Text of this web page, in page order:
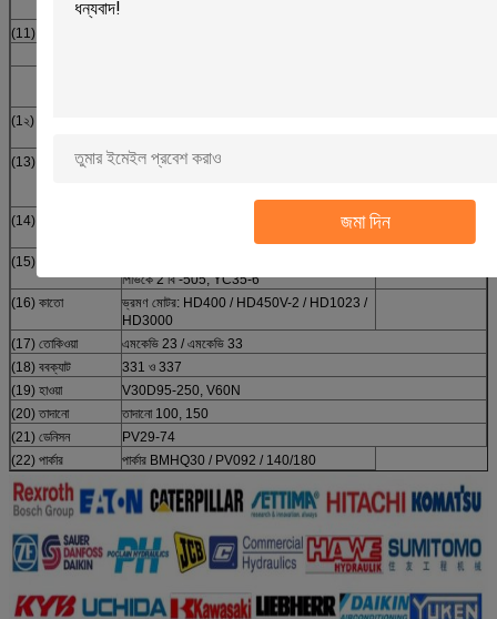
জমা দিন
(11) হিটাচি
(1২) তোশিবা
(13) কায়বা / সুমিটোমো এমএসজি -২7 পি / 44 পি, এমএসএফ -85, ম্যাগ-33
(14) কোবলকো
ভ্রমণ মোটর: SK200-1 / 3/6, SK220-2 / 3
(MA340), SK320 এবং SK430
(15) নাচি
পিভিকে 2 বি -505, YC35-6
(16) কাতো
ভ্রমণ মোটর: HD400 / HD450V-2 / HD1023 /
HD3000
(17) তোকিওয়া
এমকেভি 23 / এমকেভি 33
(18) ববক্যাট
331 ও 337
(19) হাওয়া
V30D95-250, V60N
(20) তাদানো
তাদানো 100, 150
(21) ডেনিসন
PV29-74
(22) পার্কার
পার্কার BMHQ30 / PV092 / 140/180